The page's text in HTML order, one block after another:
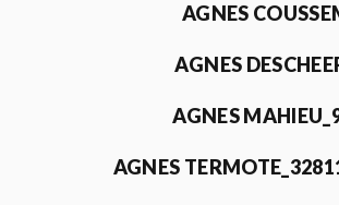
AGNES
AGNES
AGNES
AGNES